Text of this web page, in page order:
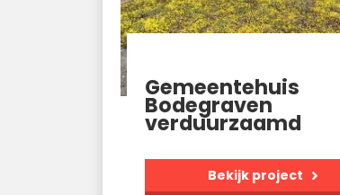
Gemeentehuis
Bodegraven
verduurzaamd
Bekijk project